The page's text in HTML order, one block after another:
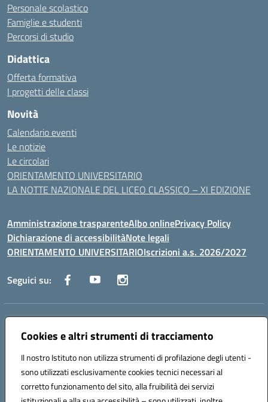
Cookies e altri strumenti di tracciamento
Il nostro Istituto non utilizza strumenti di profilazione degli utenti -
sono utilizzati esclusivamente cookies tecnici necessari al
corretto funzionamento del sito, alla fruibilità dei servizi
Personale scolastico
Famiglie e studenti
Percorsi di studio
Didattica
Offerta formativa
I progetti delle classi
Novità
Calendario eventi
Le notizie
Le circolari
ORIENTAMENTO UNIVERSITARIO
LA NOTTE NAZIONALE DEL LICEO CLASSICO – XI EDIZIONE
Amministrazione trasparenteAlbo onlinePrivacy Policy
Dichiarazione di accessibilitàNote legali
ORIENTAMENTO UNIVERSITARIOIscrizioni a.s. 2026/2027
Seguici su:
Indirizzo:
Centralino:0882 331218 Email:fgps210002@istruzione.it
Codice fiscale: 93071630714
Codice meccanografico:
FGPS210002
Codice unico di fatturazione (CUF): UF7W9K